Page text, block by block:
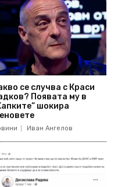
се случва с Краси
Появата му в
шокира
Иван Ангелов